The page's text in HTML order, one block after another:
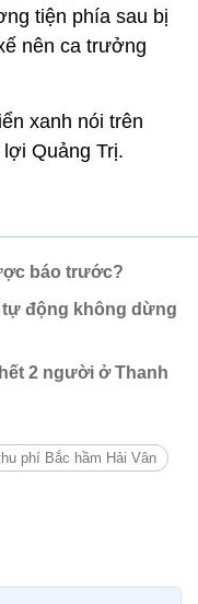
tiện phía sau bị
nên ca trưởng
xanh nói trên
Quảng Trị.
báo trước?
tự động không dừng
2 người ở Thanh
phí Bắc hầm Hải Vân